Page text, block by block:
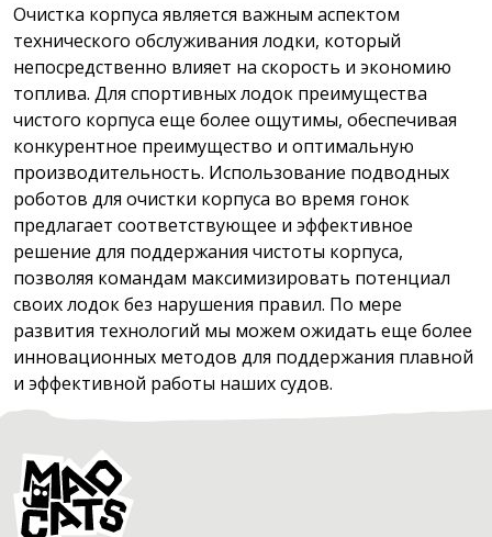
Очистка корпуса является важным аспектом
технического обслуживания лодки, который
непосредственно влияет на скорость и экономию
топлива. Для спортивных лодок преимущества
чистого корпуса еще более ощутимы, обеспечивая
конкурентное преимущество и оптимальную
производительность. Использование подводных
роботов для очистки корпуса во время гонок
предлагает соответствующее и эффективное
решение для поддержания чистоты корпуса,
позволяя командам максимизировать потенциал
своих лодок без нарушения правил. По мере
развития технологий мы можем ожидать еще более
инновационных методов для поддержания плавной
и эффективной работы наших судов.